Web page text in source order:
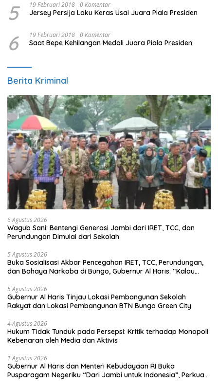
5 19 Februari 2018 0 Komentar
Jersey Persija Laku Keras Usai Juara Piala Presiden
6 19 Februari 2018 0 Komentar
Saat Bepe Kehilangan Medali Juara Piala Presiden
Berita Kriminal
6 Agustus 2026
Wagub Sani: Bentengi Generasi Jambi dari IRET, TCC, dan
Perundungan Dimulai dari Sekolah
5 Agustus 2026
Buka Sosialisasi Akbar Pencegahan IRET, TCC, Perundungan,
dan Bahaya Narkoba di Bungo, Gubernur Al Haris: “Kalau
tangan”
5 Agustus 2026
Gubernur Al Haris Tinjau Lokasi Pembangunan Sekolah
Rakyat dan Lokasi Pembangunan BTN Bungo Green City
4 Agustus 2026
Hukum Tidak Tunduk pada Persepsi: Kritik terhadap Monopoli
Kebenaran oleh Media dan Aktivis
1 Agustus 2026
Gubernur Al Haris dan Menteri Kebudayaan RI Buka
Pusparagam Negeriku “Dari Jambi untuk Indonesia”, Perkuat